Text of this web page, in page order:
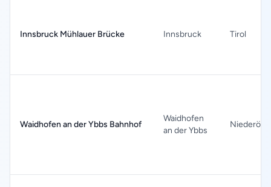
Innsbruck Mühlauer Brücke Innsbruck Tirol
Waidhofen an der Ybbs Bahnhof
Waidhofen
an der Ybbs